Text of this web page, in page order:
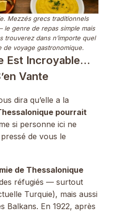
Mezzés grecs traditionnels
genre de repas simple mais
trouverez dans n’importe quel
de voyage gastronomique.
Est Incroyable…
Vante
dira qu’elle a la
pourrait
si personne ici ne
de vous le
de Thessalonique
des réfugiés — surtout
Turquie), mais aussi
Balkans. En 1922, après